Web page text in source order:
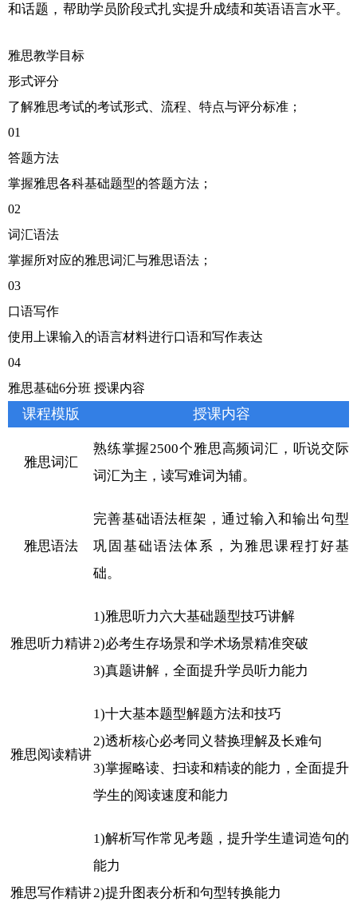
和话题，帮助学员阶段式扎实提升成绩和英语语言水平。
雅思教学目标
形式评分
了解雅思考试的考试形式、流程、特点与评分标准；
01
答题方法
掌握雅思各科基础题型的答题方法；
02
词汇语法
掌握所对应的雅思词汇与雅思语法；
03
口语写作
使用上课输入的语言材料进行口语和写作表达
04
雅思基础6分班 授课内容
课程模版 授课内容
雅思词汇
熟练掌握2500个雅思高频词汇，听说交际
词汇为主，读写难词为辅。
雅思语法
完善基础语法框架，通过输入和输出句型
巩固基础语法体系，为雅思课程打好基
础。
雅思听力精讲
1)雅思听力六大基础题型技巧讲解
2)必考生存场景和学术场景精准突破
3)真题讲解，全面提升学员听力能力
雅思阅读精讲
1)十大基本题型解题方法和技巧
2)透析核心必考同义替换理解及长难句
3)掌握略读、扫读和精读的能力，全面提升
学生的阅读速度和能力
雅思写作精讲
1)解析写作常见考题，提升学生遣词造句的
能力
2)提升图表分析和句型转换能力